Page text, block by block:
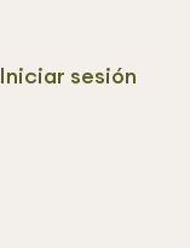
Iniciar sesión